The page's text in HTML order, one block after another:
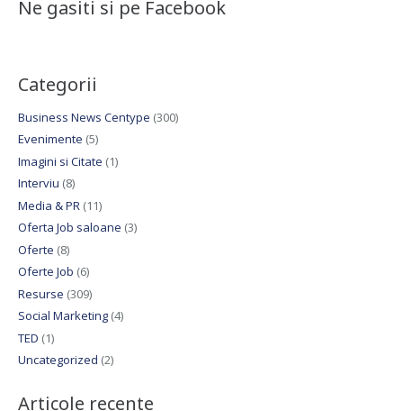
Ne gasiti si pe Facebook
Categorii
Business News Centype (300)
Evenimente (5)
Imagini si Citate (1)
Interviu (8)
Media & PR(11)
Oferta Job saloane (3)
Oferte (8)
Oferte Job (6)
Resurse (309)
Social Marketing(4)
TED (1)
Uncategorized (2)
Articole recente